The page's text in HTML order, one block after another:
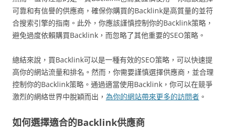
可靠和有信譽的供應商，確保你購買的Backlink是高質量的並符
合搜索引擎的指南。此外，你應該謹慎控制你的Backlink策略，
避免過度依賴購買Backlink，而忽略了其他重要的SEO策略。
總結來說，買Backlink可以是一種有效的SEO策略，可以快速提
高你的網站流量和排名。然而，你需要謹慎選擇供應商，並合理
控制你的Backlink策略。通過適當使用Backlink，你可以在競爭
激烈的網絡世界中脫穎而出， 為你的網站帶來更多的訪問者 。
如何選擇適合的Backlink供應商